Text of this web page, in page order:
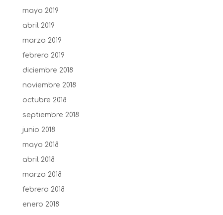
mayo 2019
abril 2019
marzo 2019
febrero 2019
diciembre 2018
noviembre 2018
octubre 2018
septiembre 2018
junio 2018
mayo 2018
abril 2018
marzo 2018
febrero 2018
enero 2018